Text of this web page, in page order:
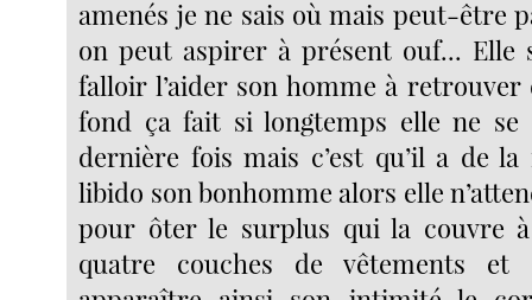
amenés je ne sais où mais peut-être
on peut aspirer à présent ouf... Elle
falloir l’aider son homme à
fond ça fait si longtemps elle ne se
dernière fois mais c’est qu’il a de
libido son bonhomme alors elle
pour ôter le surplus qui la couvre
quatre couches de vêtements et